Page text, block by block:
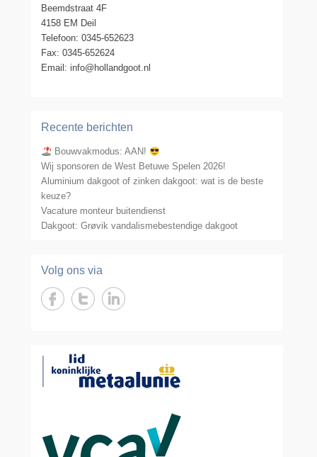
Beemdstraat 4F
4158 EM Deil
Telefoon: 0345-652623
Fax: 0345-652624
Email: info@hollandgoot.nl
Recente berichten
Bouwvakmodus: AAN!
Wij sponsoren de West Betuwe Spelen 2026!
Aluminium dakgoot of zinken dakgoot: wat is de beste
keuze?
Vacature monteur buitendienst
Dakgoot: Grøvik vandalismebestendige dakgoot
Volg ons via